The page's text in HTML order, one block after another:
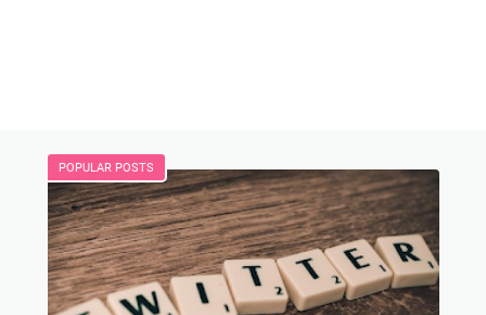
POPULAR POSTS